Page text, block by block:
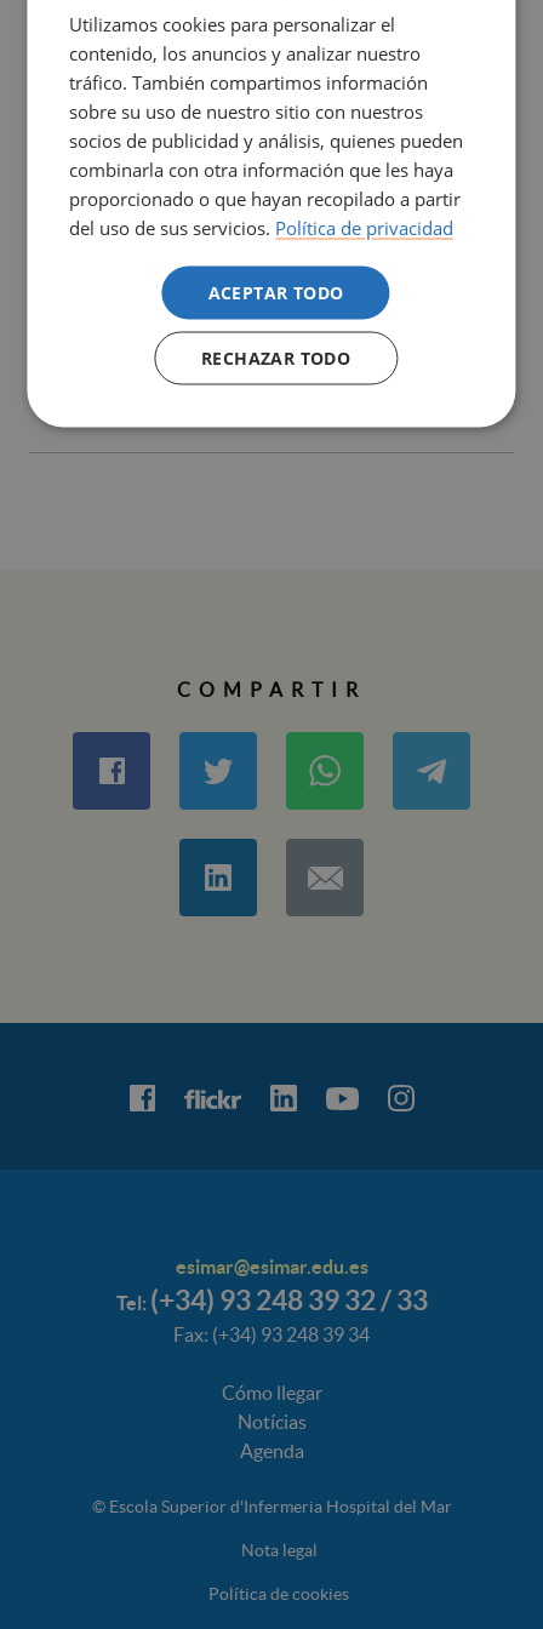
La Dra. Padrosa seguirà trabajando en su investigación en
el ámbito de los Determinantes para la Salud.
COMPARTIR
esimar@esimar.edu.es
Tel: (+34) 93 248 39 32 / 33
Fax: (+34) 93 248 39 34
Cómo llegar
Notícias
Agenda
© Escola Superior d'Infermeria Hospital del Mar
Nota legal
Política de cookies
Utilizamos cookies para personalizar el
contenido, los anuncios y analizar nuestro
tráfico. También compartimos información
sobre su uso de nuestro sitio con nuestros
socios de publicidad y análisis, quienes pueden
combinarla con otra información que les haya
proporcionado o que hayan recopilado a partir
del uso de sus servicios. Política de privacidad
ACEPTAR TODO
RECHAZAR TODO